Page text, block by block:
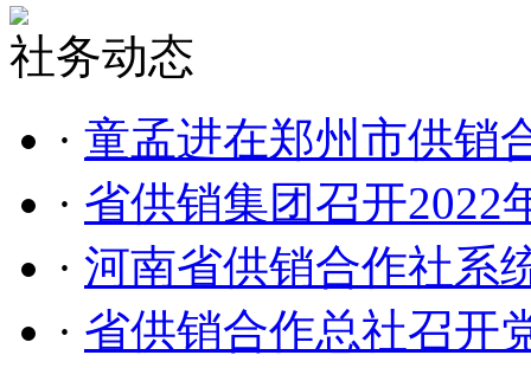
社务动态
· 童孟进在郑州市供销
· 省供销集团召开2022
· 河南省供销合作社系
· 省供销合作总社召开